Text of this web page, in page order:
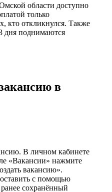
области доступно
только
кто откликнулся. Также
дня поднимаются
в
В личном кабинете
«Вакансии» нажмите
вакансию».
с помощью
сохранённый